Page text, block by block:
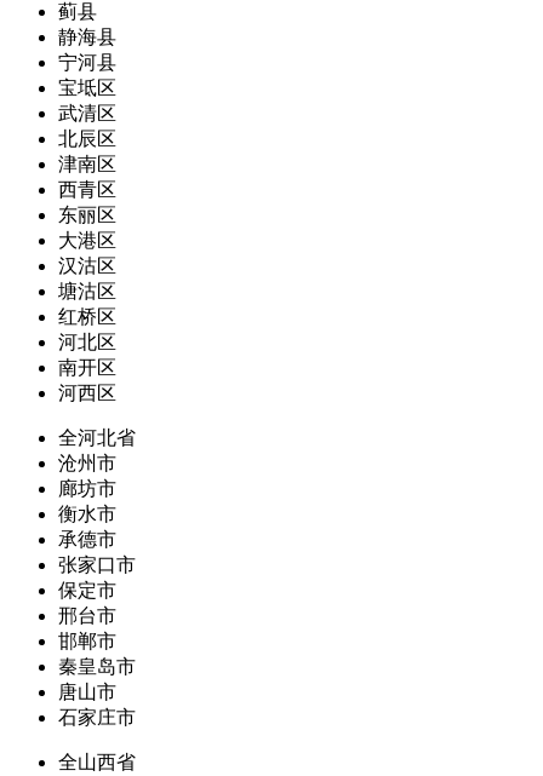
蓟县
静海县
宁河县
宝坻区
武清区
北辰区
津南区
西青区
东丽区
大港区
汉沽区
塘沽区
红桥区
河北区
南开区
河西区
全河北省
沧州市
廊坊市
衡水市
承德市
张家口市
保定市
邢台市
邯郸市
秦皇岛市
唐山市
石家庄市
全山西省